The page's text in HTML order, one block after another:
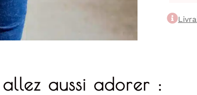
aussi adorer :